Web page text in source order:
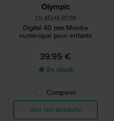
Olympic
OL45HKR018
Digital 40 mm Montre
numérique pour enfants
39,95 €
● En stock
Comparer
Voir les produits